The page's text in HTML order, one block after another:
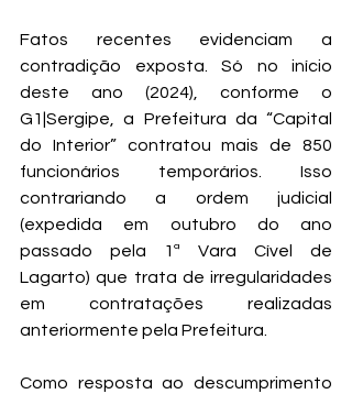
Fatos recentes evidenciam a
contradição exposta. Só no início
deste ano (2024), conforme o
G1|Sergipe, a Prefeitura da “Capital
do Interior” contratou mais de 850
funcionários temporários. Isso
contrariando a ordem judicial
(expedida em outubro do ano
passado pela 1ª Vara Cível de
Lagarto) que trata de irregularidades
em contratações realizadas
anteriormente pela Prefeitura.
Como resposta ao descumprimento